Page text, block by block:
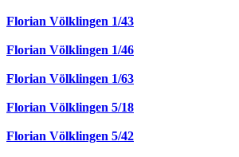
Florian Völklingen 1/43
Florian Völklingen 1/46
Florian Völklingen 1/63
Florian Völklingen 5/18
Florian Völklingen 5/42